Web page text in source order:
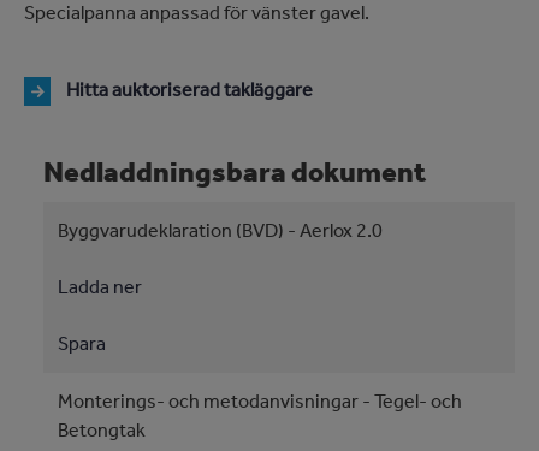
Specialpanna anpassad för vänster gavel.
Hitta auktoriserad takläggare
Nedladdningsbara dokument
Byggvarudeklaration (BVD) - Aerlox 2.0
Ladda ner
Spara
Monterings- och metodanvisningar - Tegel- och
Betongtak